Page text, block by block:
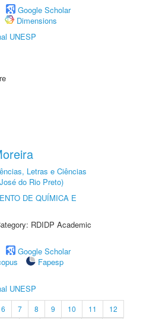
Google Scholar
Dimensions
UNESP
Letras e Ciências
do Rio Preto)
DE QUÍMICA E
RDIDP Academic
Google Scholar
Fapesp
UNESP
6 7 8 9 10 11
12